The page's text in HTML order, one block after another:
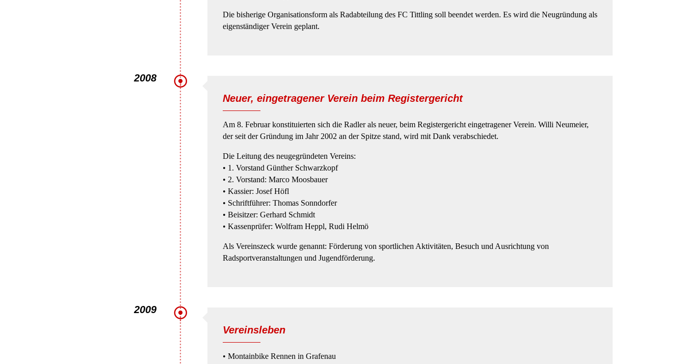
Die bisherige Organisationsform als Radabteilung des FC Tittling soll beendet werden. Es wird die Neugründung als
eigenständiger Verein geplant.
2008
Neuer, eingetragener Verein beim Registergericht
Am 8. Februar konstituierten sich die Radler als neuer, beim Registergericht eingetragener Verein. Willi Neumeier,
der seit der Gründung im Jahr 2002 an der Spitze stand, wird mit Dank verabschiedet.
Die Leitung des neugegründeten Vereins:
• 1. Vorstand Günther Schwarzkopf
• 2. Vorstand: Marco Moosbauer
• Kassier: Josef Höfl
• Schriftführer: Thomas Sonndorfer
• Beisitzer: Gerhard Schmidt
• Kassenprüfer: Wolfram Heppl, Rudi Helmö
Als Vereinszeck wurde genannt: Förderung von sportlichen Aktivitäten, Besuch und Ausrichtung von
Radsportveranstaltungen und Jugendförderung.
2009
Vereinsleben
• Montainbike Rennen in Grafenau